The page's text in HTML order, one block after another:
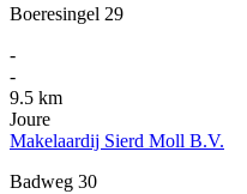
Boeresingel 29
-
-
9.5 km
Joure
Makelaardij Sierd Moll B.V.
Badweg 30